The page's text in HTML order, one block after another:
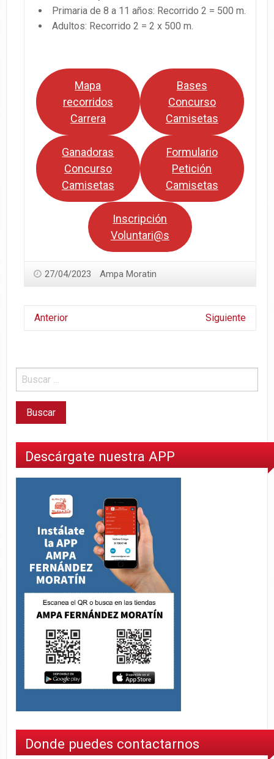
Primaria de 8 a 11 años: Recorrido 2 = 500 m.
Adultos: Recorrido 2 = 2 x 500 m.
Mapa
recorridos
Carrera
Bases
Concurso
Camisetas
Ganadoras
Concurso
Camisetas
Formulario
Petición
Camisetas
Inscripción
Voluntari@s
27/04/2023 Ampa Moratin
Anterior Siguiente
Descárgate nuestra APP
Donde puedes contactarnos